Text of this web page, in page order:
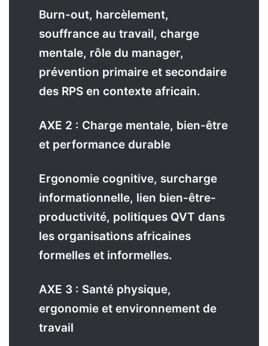
Burn-out, harcèlement,
souffrance au travail, charge
mentale, rôle du manager,
prévention primaire et secondaire
des RPS en contexte africain.
AXE 2 : Charge mentale, bien-être
et performance durable
Ergonomie cognitive, surcharge
informationnelle, lien bien-être-
productivité, politiques QVT dans
les organisations africaines
formelles et informelles.
AXE 3 : Santé physique,
ergonomie et environnement de
travail